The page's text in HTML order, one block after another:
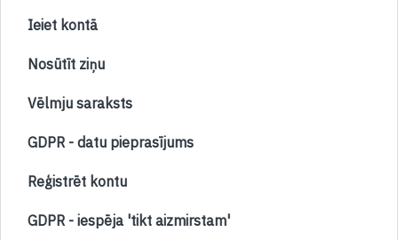
Ieiet kontā
Nosūtīt ziņu
Vēlmju saraksts
GDPR - datu pieprasījums
Reģistrēt kontu
GDPR - iespēja 'tikt aizmirstam'